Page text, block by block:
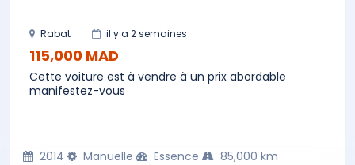
Rabat il y a 2 semaines
115,000 MAD
Cette voiture est à vendre à un prix abordable
manifestez-vous
2014 Manuelle Essence 85,000 km